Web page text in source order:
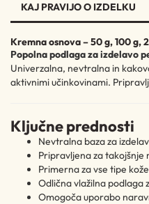
KAJ PRAVIJO O IZDELKU
Kremna osnova – 50 g, 100 g,
Popolna podlaga za izdelavo
Univerzalna, nevtralna in
aktivnimi učinkovinami.
Ključne prednosti
Nevtralna baza za
Pripravljena za
Primerna za vse tipe
Odlična vlažilna podlaga
Omogoča uporabo